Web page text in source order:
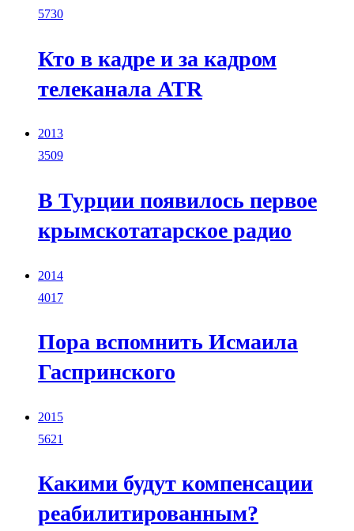
5730
Кто в кадре и за кадром
телеканала ATR
2013
3509
В Турции появилось первое
крымскотатарское радио
2014
4017
Пора вспомнить Исмаила
Гаспринского
2015
5621
Какими будут компенсации
реабилитированным?